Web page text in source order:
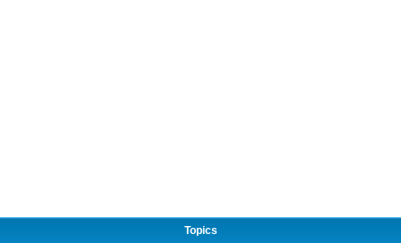
Topics